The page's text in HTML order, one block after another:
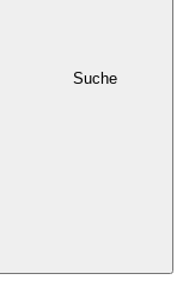
Suche